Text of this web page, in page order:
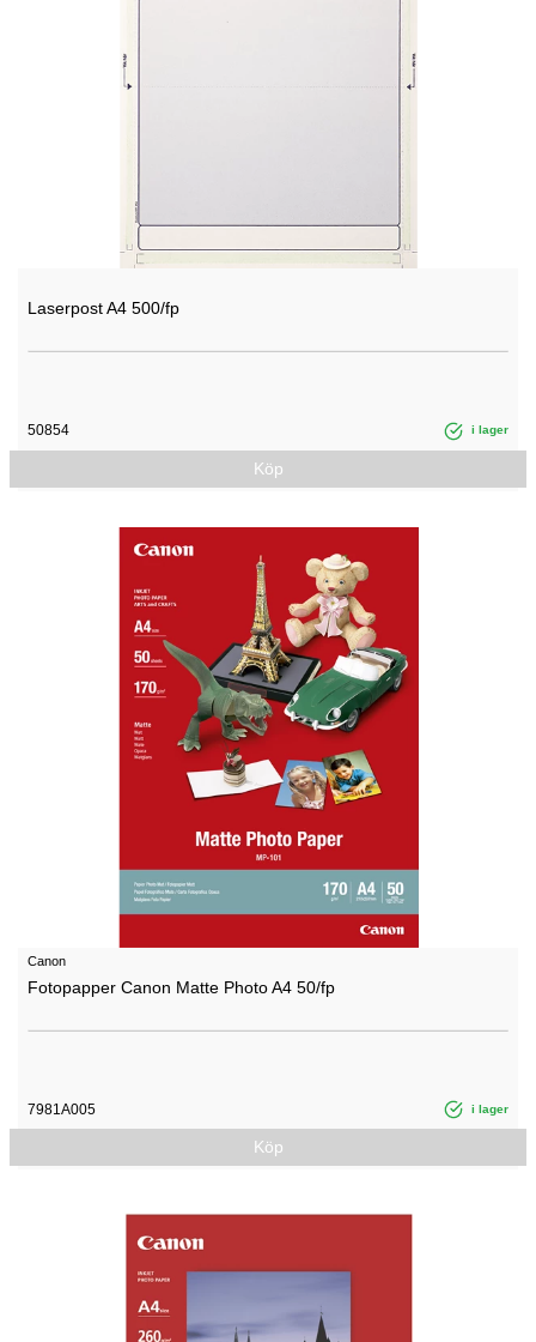
Laserpost A4 500/fp
50854 i lager
Köp
Canon
Fotopapper Canon Matte Photo A4 50/fp
7981A005 i lager
Köp